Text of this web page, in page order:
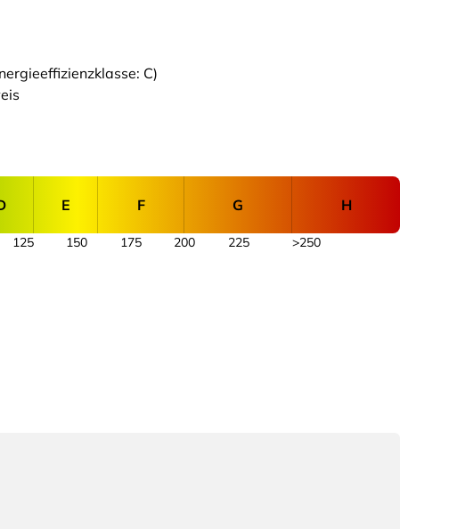
C)
E F G H
125 150 175 200 225 >250